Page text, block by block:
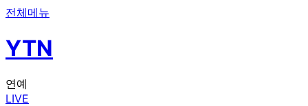
전체메뉴
YTN
연예
LIVE